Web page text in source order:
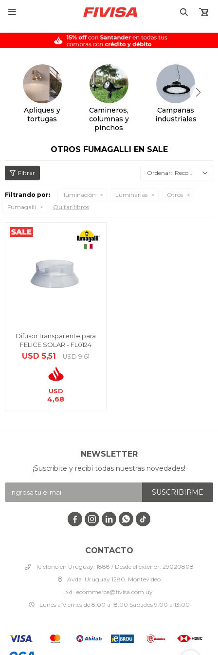

Apliques y
tortugas
Camineros,
columnas y
pinchos
Campanas
industriales
OTROS FUMAGALLI EN SALE
Recomendados
Filtrando por: Iluminación Luminarias
Otros
Fumagalli
Quitar filtros
Difusor transparente para
FELICE SOLAR - FL0124
USD 5,51 USD 9,61
USD
4,68
CONTACTO
Teléfono en Uruguay: 1888 / Desde el exterior: 29020808
Avda. Uruguay 1280, Montevideo
ecommerce@fivisa.com.uy
Lunes a Viernes de 8:00 a 18:00 Sábados 9:00 a 13:00
NEWSLETTER
¡Suscribite y recibí todas nuestras novedades!
SUSCRIBIRME
   